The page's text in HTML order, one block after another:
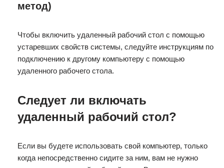
метод)
Чтобы включить удаленный рабочий стол с помощью
устаревших свойств системы, следуйте инструкциям по
подключению к другому компьютеру с помощью
удаленного рабочего стола.
Следует ли включать
удаленный рабочий стол?
Если вы будете использовать свой компьютер, только
когда непосредственно сидите за ним, вам не нужно